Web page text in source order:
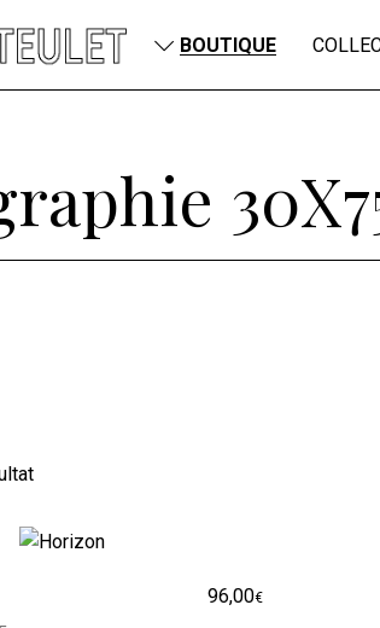
BOUTIQUE
Sérigraphies 30x40cm
Sérigraphies 20x60cm
Sérigraphie 25X75cm
96,00€